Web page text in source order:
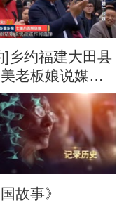
]乡约福建大田县
老板娘说媒
国故事》